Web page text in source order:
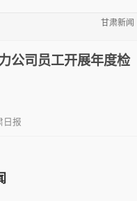
甘肃新闻
公司员工开展年度检
日报